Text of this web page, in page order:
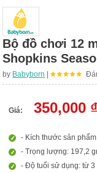
Bộ đồ chơi 12
Shopkins
by Babyborn |
Giá: 350,000 ₫
- Kích thước sản
- Trọng lượng: 197,2
- Độ tuổi sử dụng: từ 3